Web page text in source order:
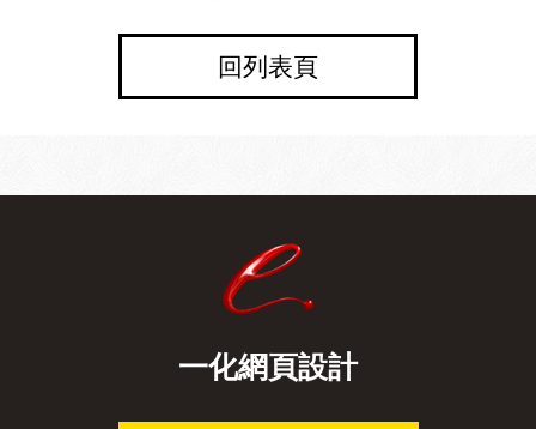
回列表頁
一化網頁設計